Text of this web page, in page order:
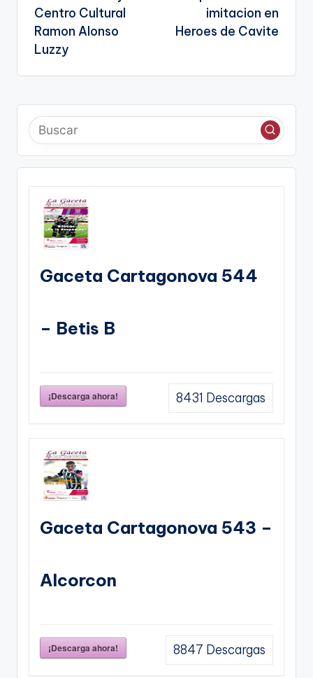
Centro Cultural
Ramon Alonso
Luzzy
imitacion en
Heroes de Cavite
Gaceta Cartagonova 544
– Betis B
¡Descarga ahora! 8431 Descargas
Gaceta Cartagonova 543 –
Alcorcon
¡Descarga ahora! 8847 Descargas